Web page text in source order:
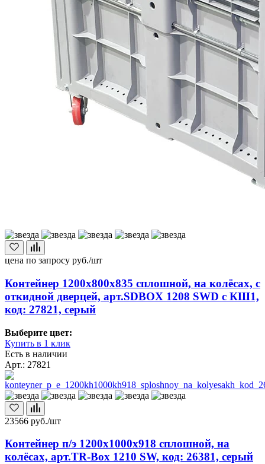
цена по запросу руб./шт
Контейнер 1200х800х835 сплошной, на колёсах, с
откидной дверцей, арт.SDBOX 1208 SWD с КШ1,
код: 27821, серый
Выберите цвет:
Купить в 1 клик
Есть в наличии
Арт.: 27821
23566 руб./шт
Контейнер п/э 1200х1000х918 сплошной, на
колёсах, арт.TR-Box 1210 SW, код: 26381, серый